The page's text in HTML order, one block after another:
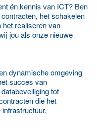
én kennis van ICT? Ben
het schakelen
realiseren van
jou als onze nieuwe
dynamische omgeving
succes van
tot
die het